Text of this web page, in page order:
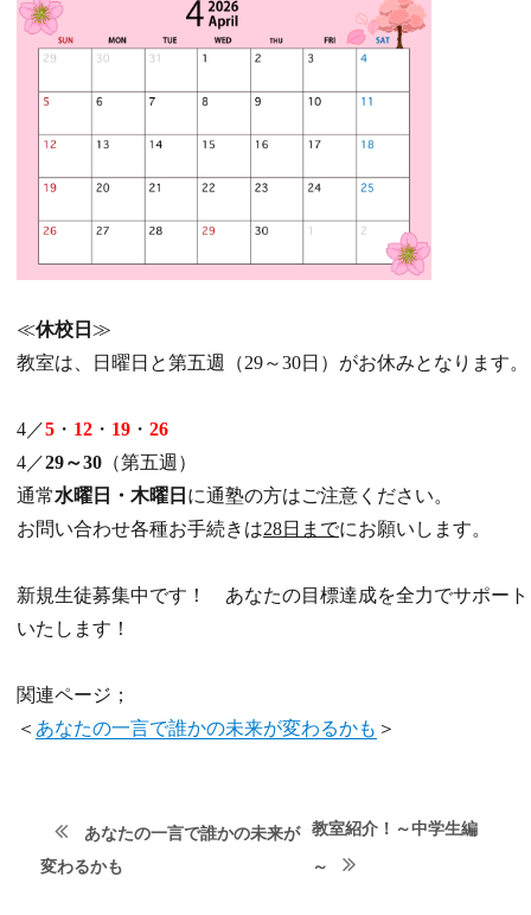
≪休校日 ≫
教室は、日曜日と第五週（29～30日）がお休みとなります。
4／5 ・ 12 ・ 19 ・ 26
4／29～30 （第五週）
通常水曜日・木曜日 に通塾の方はご注意ください。
お問い合わせ各種お手続きは28日までにお願いします。
新規生徒募集中です！ あなたの目標達成を全力でサポート
いたします！
関連ページ；
＜ あなたの一言で誰かの未来が変わるかも ＞
投
稿
前
あなたの一言で誰かの未来が
変わるかも
次
の
教室紹介！～中学生編
～